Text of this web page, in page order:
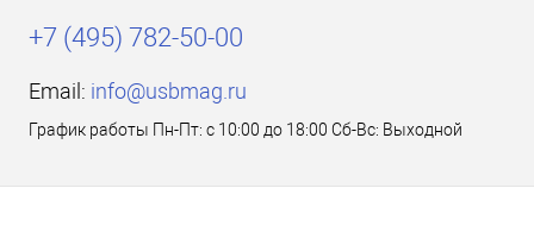
+7 (495) 782-50-00
Email: info@usbmag.ru
График работы Пн-Пт: с 10:00 до 18:00 Сб-Вс: Выходной